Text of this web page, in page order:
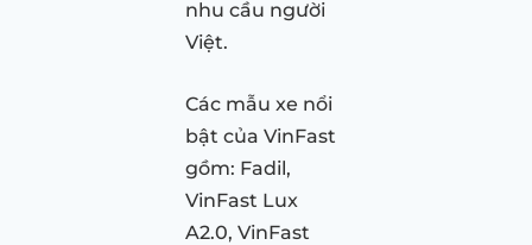
nhu cầu người
Việt.
Các mẫu xe nổi
bật của VinFast
gồm: Fadil,
VinFast Lux
A2.0, VinFast